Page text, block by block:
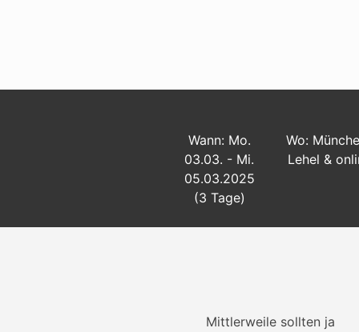
Wann: Mo.
03.03. - Mi.
05.03.2025
(3 Tage)
Wo:
Lehel &
Mittlerweile sollten ja